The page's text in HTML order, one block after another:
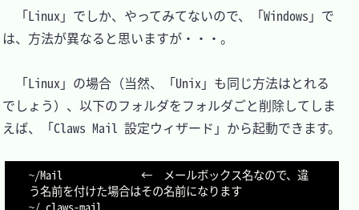
「Linux」でしか、やってみてないので、「Windows」で
は、方法が異なると思いますが・・・。
「Linux」の場合（当然、「Unix」も同じ方法はとれる
でしょう）、以下のフォルダをフォルダごと削除してしま
えば、「Claws Mail 設定ウィザード」から起動できます。
~/Mail				←	メールボックス名なので、違
う名前を付けた場合はその名前になります